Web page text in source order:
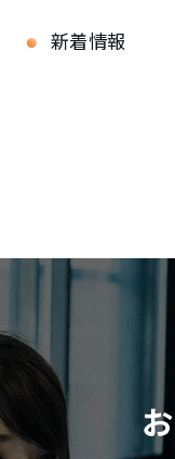
新着情報